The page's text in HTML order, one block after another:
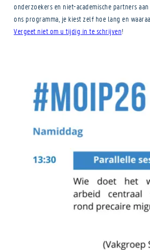
onderzoekers en niet-academische partners
ons programma, je kiest zelf hoe lang en
Vergeet niet om u tijdig in te schrijven!